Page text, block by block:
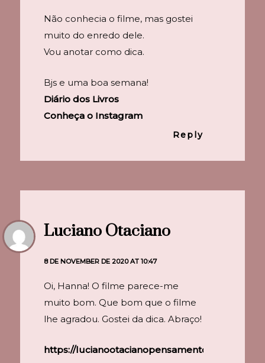
Não conhecia o filme, mas gostei
muito do enredo dele.
Vou anotar como dica.
Bjs e uma boa semana!
Diário dos Livros
Conheça o Instagram
Reply
Luciano Otaciano
8 DE NOVEMBER DE 2020 AT 10:47
Oi, Hanna! O filme parece-me
muito bom. Que bom que o filme
lhe agradou. Gostei da dica. Abraço!
https://